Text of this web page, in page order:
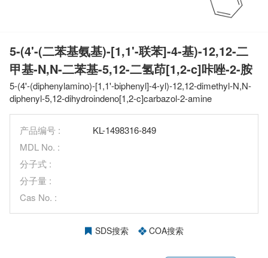
5-(4'-(二苯基氨基)-[1,1'-联苯]-4-基)-12,12-二
甲基-N,N-二苯基-5,12-二氢茚[1,2-c]咔唑-2-胺
5-(4'-(diphenylamino)-[1,1'-biphenyl]-4-yl)-12,12-dimethyl-N,N-
diphenyl-5,12-dihydroindeno[1,2-c]carbazol-2-amine
产品编号 :
KL-1498316-849
MDL No. :
分子式 :
分子量 :
Cas No. :
SDS搜索 COA搜索